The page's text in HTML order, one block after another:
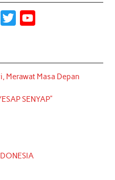
t
t
e
T
u
b
Merawat Masa Depan
SENYAP”